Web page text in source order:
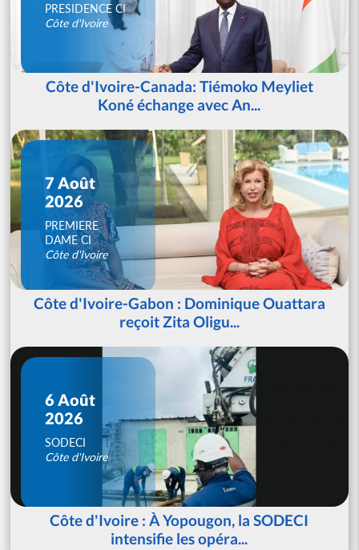
PRESIDENCE CI
Côte d'Ivoire
Côte d'Ivoire-Canada: Tiémoko Meyliet
Koné échange avec An...
7 Août
2026
PREMIERE
DAME CI
Côte d'Ivoire
Côte d'Ivoire-Gabon : Dominique Ouattara
reçoit Zita Oligu...
6 Août
2026
SODECI
Côte d'Ivoire
Côte d'Ivoire : À Yopougon, la SODECI
intensifie les opéra...